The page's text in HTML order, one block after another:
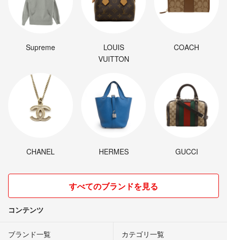
Supreme
LOUIS
VUITTON
COACH
CHANEL HERMES GUCCI
すべてのブランドを見る
コンテンツ
ブランド一覧 カテゴリ一覧